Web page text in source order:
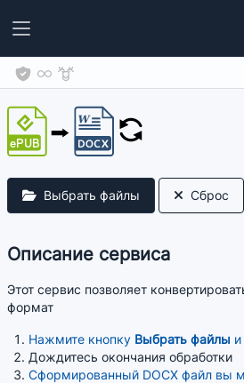
Выбрать файлы Сброс
Описание сервиса
Этот сервис позволяет
формат
Нажмите кнопку Выбрать файлы
Дождитесь окончания обработки
Сформированный DOCX файл вы